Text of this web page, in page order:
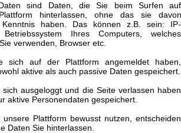
sind Daten, die Sie beim Surfen auf
hinterlassen, ohne das sie davon
Kenntnis haben. Das können z.B. sein: IP-
Betriebssystem Ihres Computers, welches
verwenden, Browser etc.
sich auf der Plattform angemeldet haben,
aktive als auch passive Daten gespeichert.
sich ausgeloggt und die Seite verlassen haben
aktive Personendaten gespeichert.
unsere Plattform bewusst nutzen, entscheiden
Daten Sie hinterlassen.